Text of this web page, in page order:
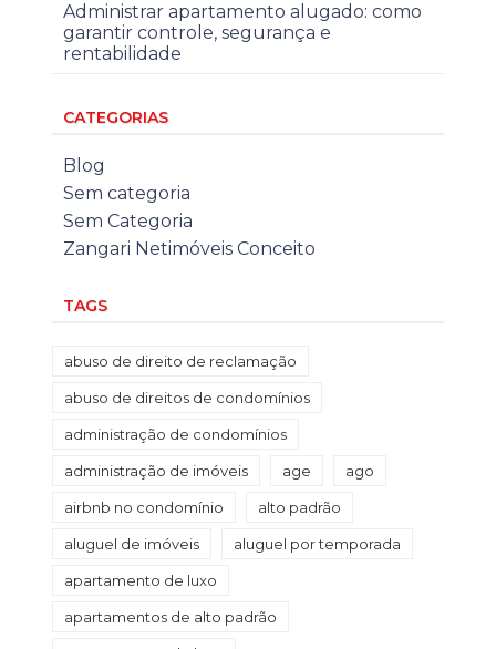
Administrar apartamento alugado: como
garantir controle, segurança e
rentabilidade
CATEGORIAS
Blog
Sem categoria
Sem Categoria
Zangari Netimóveis Conceito
TAGS
abuso de direito de reclamação
abuso de direitos de condomínios
administração de condomínios
administração de imóveis age ago
airbnb no condomínio alto padrão
aluguel de imóveis aluguel por temporada
apartamento de luxo
apartamentos de alto padrão